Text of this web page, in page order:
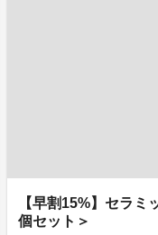
【早割15%】セラ
個セット＞